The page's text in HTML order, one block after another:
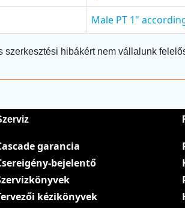
Male PT 1"
szerkesztési hibákért nem vállalunk
garancia
bejelentő
kézikönyvek